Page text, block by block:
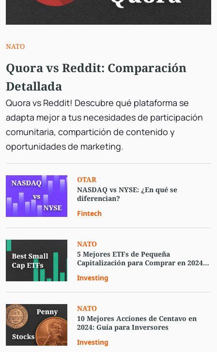
NATO
Quora vs Reddit​: Comparación
Detallada
Quora vs Reddit! Descubre qué plataforma se
adapta mejor a tus necesidades de participación
comunitaria, compartición de contenido y
oportunidades de marketing.
OTAR
NASDAQ vs NYSE​: ¿En qué se
diferencian?
Fintech
NATO
5 Mejores ETFs de Pequeña
Capitalización para Comprar en 2024
Investing
NATO
10 Mejores Acciones de Centavo en
2024: Guía para Inversores
Investing